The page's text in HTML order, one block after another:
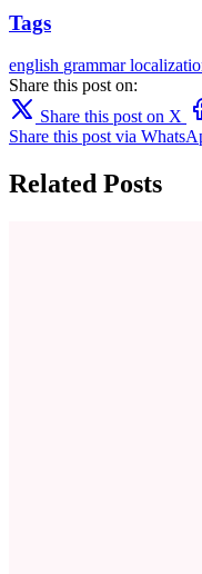
Tags
english grammar
Share this post on:
Share this post on X
Share this post via
Related Posts